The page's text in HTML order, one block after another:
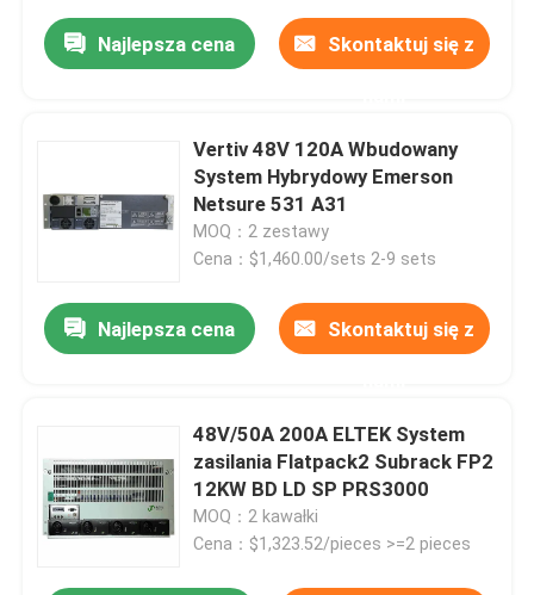
Dom
Łączność
Najlepsza cena Skontaktuj się z
Vertiv 48V 120A Wbudowany
System Hybrydowy Emerson
Netsure 531 A31
MOQ：2 zestawy
Cena：$1,460.00/sets 2-9 sets
Najlepsza cena Skontaktuj się z
48V/50A 200A ELTEK System
zasilania Flatpack2 Subrack FP2
12KW BD LD SP PRS3000
MOQ：2 kawałki
Cena：$1,323.52/pieces >=2 pieces